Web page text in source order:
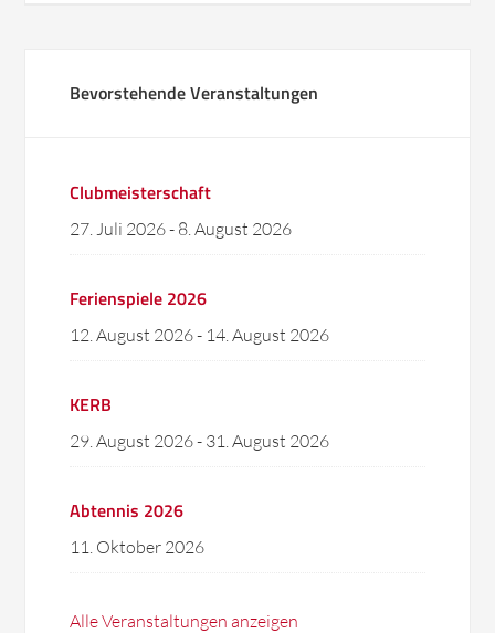
Bevorstehende Veranstaltungen
Clubmeisterschaft
27. Juli 2026- 8. August 2026
Ferienspiele 2026
12. August 2026- 14. August 2026
KERB
29. August 2026- 31. August 2026
Abtennis 2026
11. Oktober 2026
Alle Veranstaltungen anzeigen